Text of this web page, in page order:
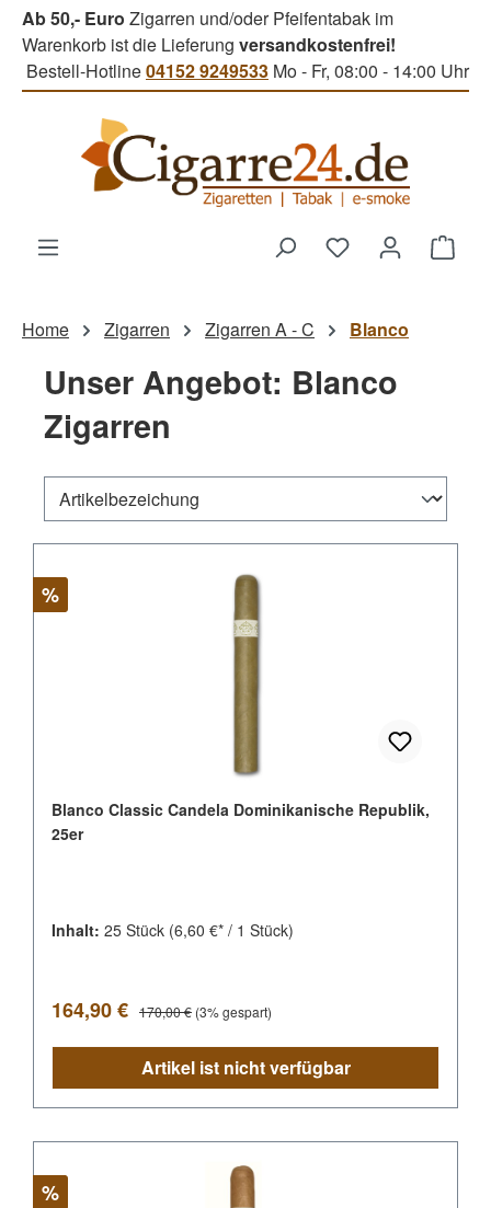
Zum Hauptinhalt springen
Ab 50,- Euro Zigarren und/oder Pfeifentabak im
Warenkorb ist die Lieferung versandkostenfrei!
Bestell-Hotline04152 9249533 Mo - Fr, 08:00 - 14:00 Uhr
Du hast 0
Home Zigarren Zigarren A - C Blanco
Unser Angebot: Blanco
Zigarren
Rabatt
%
Blanco Classic Candela Dominikanische Republik,
25er
Inhalt: 25 Stück (6,60 €* / 1 Stück)
Verkaufspreis:
164,90 € Regulärer Preis:
170,00 € (3% gespart)
Artikel ist nicht verfügbar
Rabatt
%